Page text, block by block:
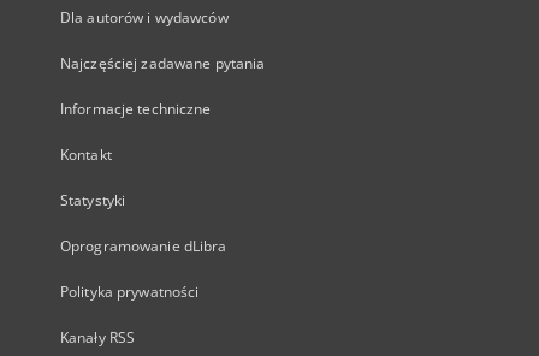
Dla autorów i wydawców
Najczęściej zadawane pytania
Informacje techniczne
Kontakt
Statystyki
Oprogramowanie dLibra
Polityka prywatności
Kanały RSS